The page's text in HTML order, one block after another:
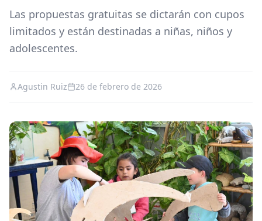
Las propuestas gratuitas se dictarán con cupos
limitados y están destinadas a niñas, niños y
adolescentes.
Agustin Ruiz 26 de febrero de 2026